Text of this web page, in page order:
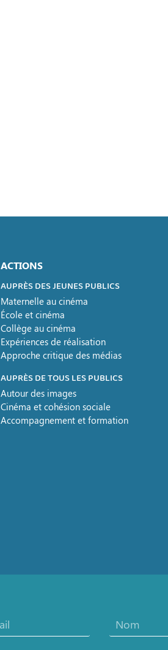
ACTIONS
AUPRÈS DES JEUNES PUBLICS
Maternelle au cinéma
École et cinéma
Collège au cinéma
Expériences de réalisation
Approche critique des médias
AUPRÈS DE TOUS LES PUBLICS
Autour des images
Cinéma et cohésion sociale
Accompagnement et formation